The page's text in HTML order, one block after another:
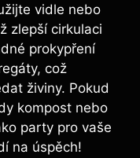
vidle nebo
zlepší cirkulaci
prokypření
což
živiny. Pokud
kompost nebo
party pro vaše
na úspěch!